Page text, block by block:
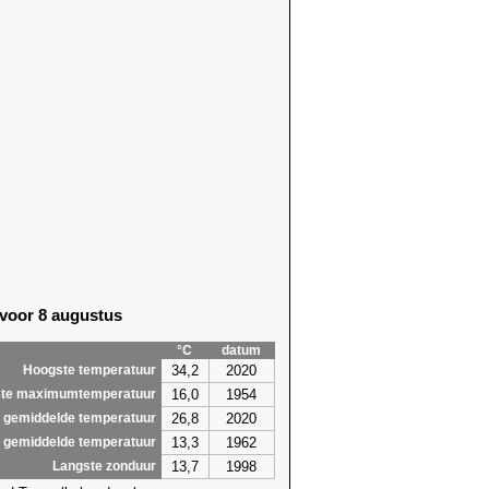
12,2
8 augustus
°C
datum
Hoogste temperatuur
34,2 2020
maximumtemperatuur 16,0 1954
gemiddelde temperatuur 26,8 2020
gemiddelde temperatuur 13,3 1962
Langste zonduur 13,7
1998